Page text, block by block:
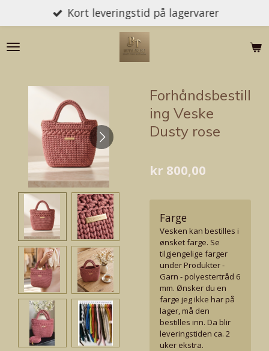
til
hovedinnhold
Kort leveringstid på lagervarer
Forhåndsbestill
ing Veske
Dusty rose
kr 800,00
Farge
Vesken kan bestilles i
ønsket farge. Se
tilgjengelige farger
under Produkter -
Garn - polyestertråd 6
mm. Ønsker du en
farge jeg ikke har på
lager, må den
bestilles inn. Da blir
leveringstiden ca. 2
uker ekstra.